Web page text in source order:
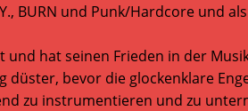
BURN und Punk/Hardcore und
und hat seinen Frieden in der
bevor die glockenklare
zu instrumentieren und zu